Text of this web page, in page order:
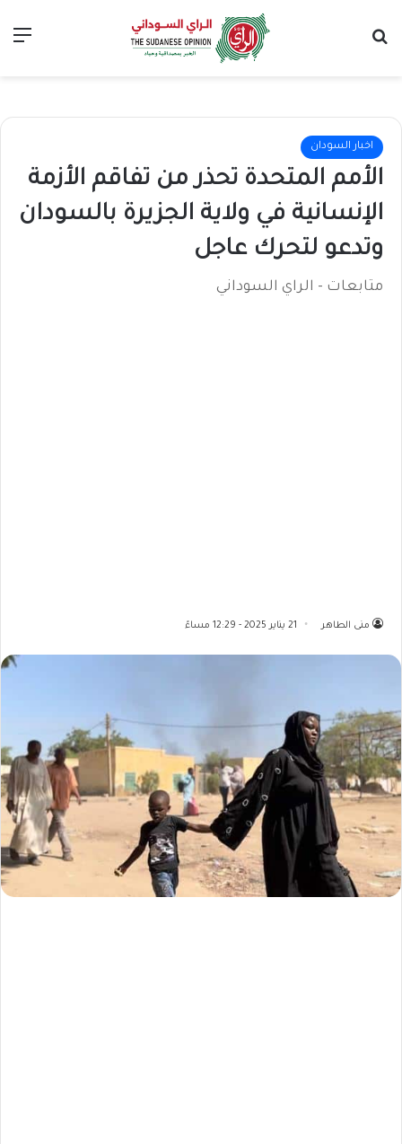
اخبار السودان
الأمم المتحدة تحذر من تفاقم الأزمة
الإنسانية في ولاية الجزيرة بالسودان
وتدعو لتحرك عاجل
متابعات - الراي السوداني
منى الطاهر 21 يناير 2025 - 12:29 مساءً